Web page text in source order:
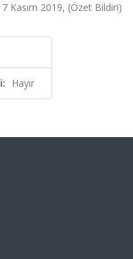
Kasım 2019, (Özet Bildiri)
Hayır